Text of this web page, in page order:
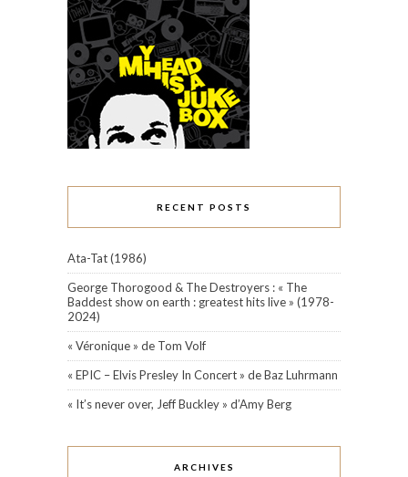
RECENT POSTS
Ata-Tat (1986)
George Thorogood & The Destroyers : « The
Baddest show on earth : greatest hits live » (1978-
2024)
« Véronique » de Tom Volf
« EPIC – Elvis Presley In Concert » de Baz Luhrmann
« It’s never over, Jeff Buckley » d’Amy Berg
ARCHIVES